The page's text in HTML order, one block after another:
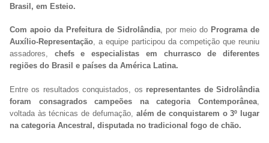
Brasil, em Esteio.
Com apoio da Prefeitura de Sidrolândia, por meio do Programa de
Auxílio-Representação, a equipe participou da competição que reuniu
assadores, chefs e especialistas em churrasco de diferentes
regiões do Brasil e países da América Latina.
Entre os resultados conquistados, os representantes de Sidrolândia
foram consagrados campeões na categoria Contemporânea
voltada às técnicas de defumação, além de conquistarem o 3º lugar
na categoria Ancestral, disputada no tradicional fogo de chão.